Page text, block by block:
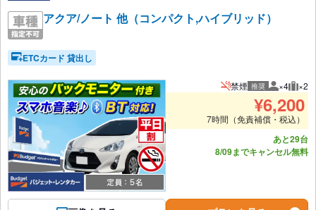
アクア/ノート 他（コンパクト,ハイブリッド）
ETCカード 貸出し
禁煙 推奨 推奨人数
×4 推
×2
¥6,200
7時間（免責補償・税込）
あと29台
8/09までキャンセル無料